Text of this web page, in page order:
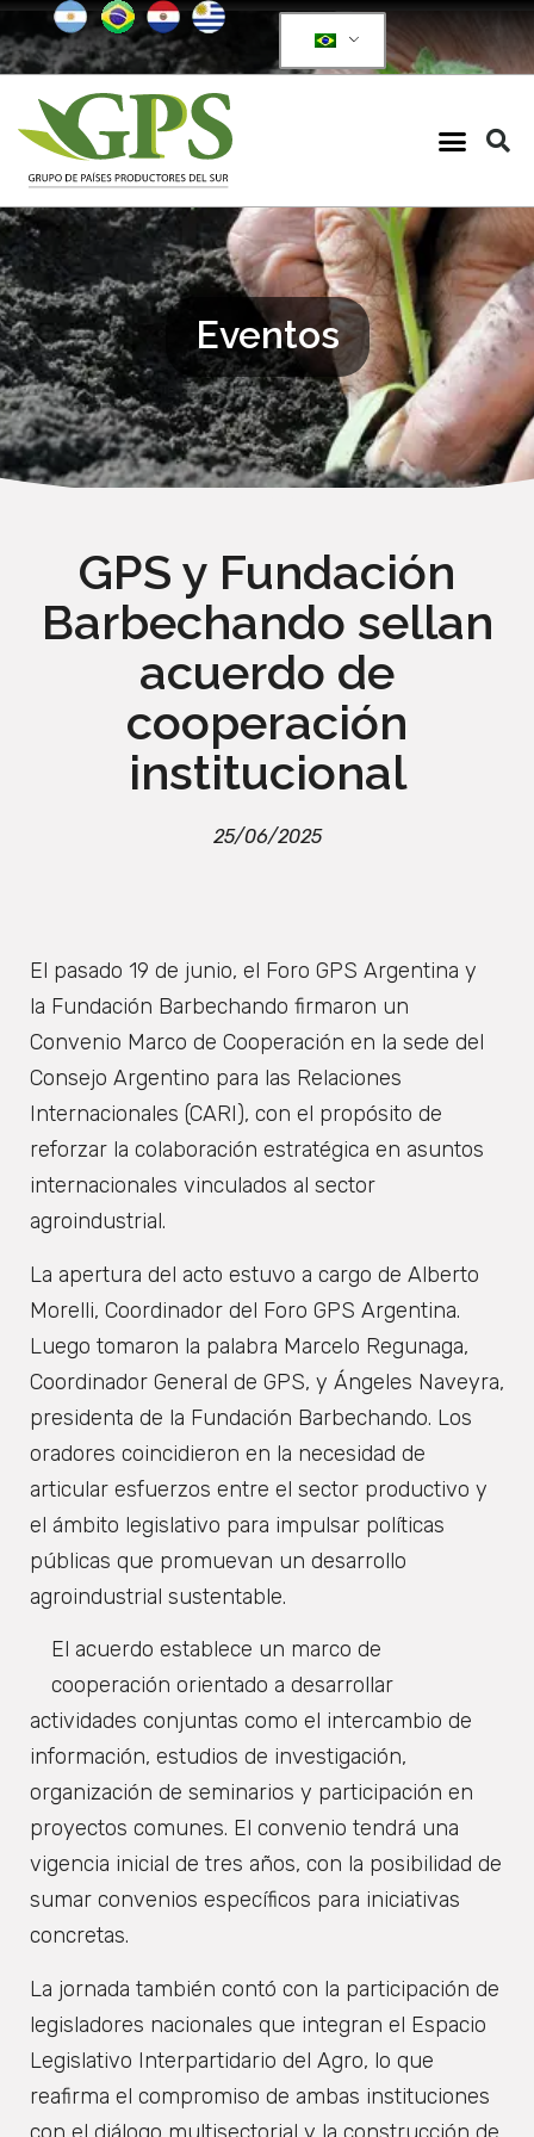
Eventos
GPS y Fundación
Barbechando sellan
acuerdo de
cooperación
institucional
25/06/2025
El pasado 19 de junio, el Foro GPS Argentina y
la Fundación Barbechando firmaron un
Convenio Marco de Cooperación en la sede del
Consejo Argentino para las Relaciones
Internacionales (CARI), con el propósito de
reforzar la colaboración estratégica en asuntos
internacionales vinculados al sector
agroindustrial.
La apertura del acto estuvo a cargo de Alberto
Morelli, Coordinador del Foro GPS Argentina.
Luego tomaron la palabra Marcelo Regunaga,
Coordinador General de GPS, y Ángeles Naveyra,
presidenta de la Fundación Barbechando. Los
oradores coincidieron en la necesidad de
articular esfuerzos entre el sector productivo y
el ámbito legislativo para impulsar políticas
públicas que promuevan un desarrollo
agroindustrial sustentable.
El acuerdo establece un marco de
cooperación orientado a desarrollar
actividades conjuntas como el intercambio de
información, estudios de investigación,
organización de seminarios y participación en
proyectos comunes. El convenio tendrá una
vigencia inicial de tres años, con la posibilidad de
sumar convenios específicos para iniciativas
concretas.
La jornada también contó con la participación de
legisladores nacionales que integran el Espacio
Legislativo Interpartidario del Agro, lo que
reafirma el compromiso de ambas instituciones
con el diálogo multisectorial y la construcción de